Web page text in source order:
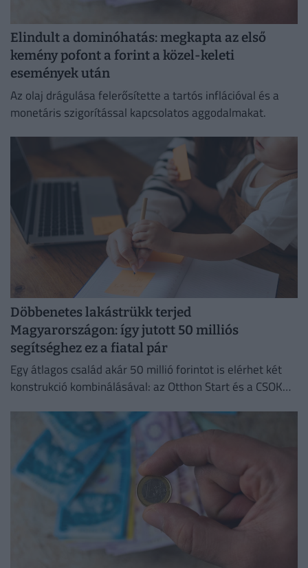
Elindult a dominóhatás: megkapta az első
kemény pofont a forint a közel-keleti
események után
Az olaj drágulása felerősítette a tartós inflációval és a
monetáris szigorítással kapcsolatos aggodalmakat.
Döbbenetes lakástrükk terjed
Magyarországon: így jutott 50 milliós
segítséghez ez a fiatal pár
Egy átlagos család akár 50 millió forintot is elérhet két
konstrukció kombinálásával: az Otthon Start és a CSOK